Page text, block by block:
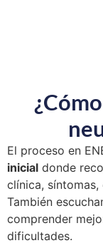
El proceso en
inicial donde
clínica,
También
comprender
dificultades.